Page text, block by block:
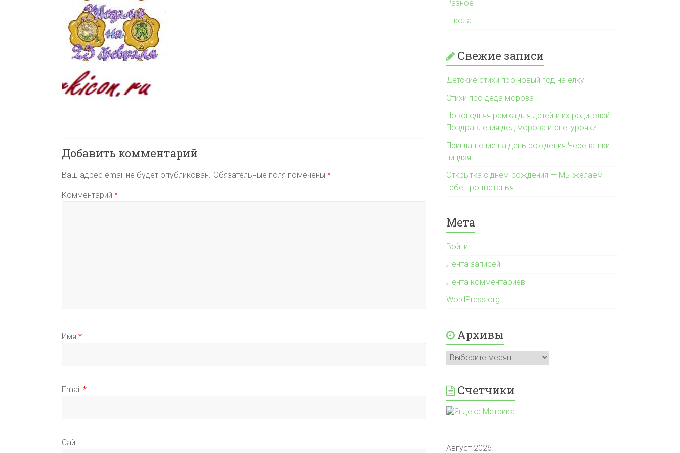
Добавить комментарий
Ваш адрес email не будет опубликован. Обязательные поля помечены *
Комментарий *
Имя *
Email *
Сайт
Разное
Школа
Свежие записи
Детские стихи про новый год на елку
Стихи про деда мороза
Новогодняя рамка для детей и их родителей
Поздравления дед мороза и снегурочки
Приглашение на день рождения Черепашки
ниндзя
Открытка с днем рождения — Мы желаем
тебе процветанья
Мета
Войти
Лента записей
Лента комментариев
WordPress.org
Архивы
Архивы
Счетчики
Август 2026